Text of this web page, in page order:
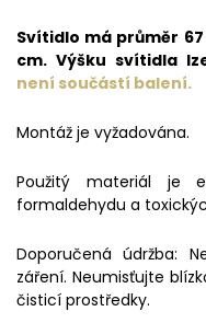
Svítidlo má průměr
cm. Výšku svítidla
není součástí balení.
Montáž je vyžadována.
Použitý materiál je
formaldehydu a
Doporučená údržba:
záření. Neumisťujte
čisticí prostředky.